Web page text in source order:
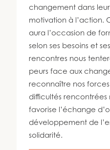
changement dans
motivation à l’action.
aura l’occasion de
selon ses besoins et
rencontres nous
peurs face aux
reconnaître nos
difficultés rencontrées
favorise l’échange
développement de
solidarité.